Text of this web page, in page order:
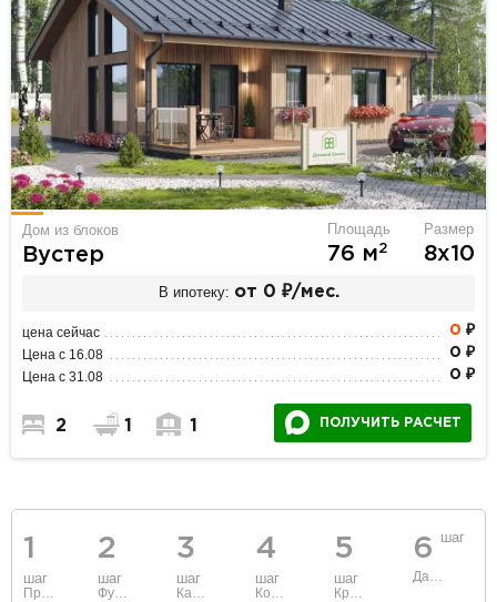
1
шаг
Проект
2
шаг
Фундамент
3
шаг
Каркас и стены
4
шаг
Коммуникации
5
шаг
Крыша
6 шаг
Данные
Дом из блоков
Вустер
Площадь
76 м2
Размер
8х10
В ипотеку: от 0 ₽/мес.
цена сейчас 0 ₽
Цена с 16.08 0 ₽
Цена с 31.08 0 ₽
2 1 1 ПОЛУЧИТЬ РАСЧЕТ